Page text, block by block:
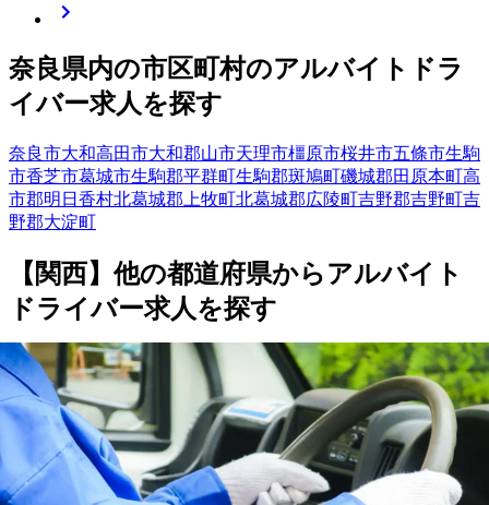
奈良県内の市区町村のアルバイト
ドラ
イバー求人を探す
奈良市大和高田市大和郡山市天理市橿原市桜井市五條市生駒
市香芝市葛城市生駒郡平群町生駒郡斑鳩町磯城郡田原本町高
市郡明日香村北葛城郡上牧町北葛城郡広陵町吉野郡吉野町吉
野郡大淀町
【 関西】他の都道府県からアルバイト
ドライバー求人を探す
滋賀県 京都府大阪府 兵庫県 和歌山県
勤務エリア
都道府県を変更